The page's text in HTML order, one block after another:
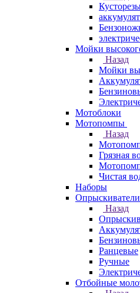
Мойки
Назад
Мойки
Мотоблоки
Мотопомпы
Назад
Грязная
Чистая
Наборы
Опрыскиватели
Назад
Ранцевые
Ручные
Отбойные